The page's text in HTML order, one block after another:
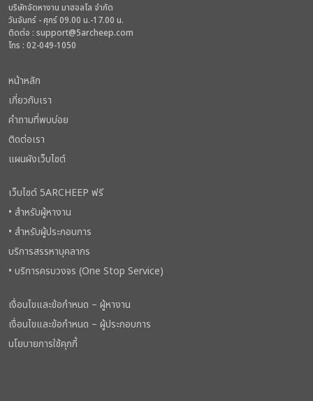
บริษัทจัดหางาน มาฮอลโล จำกัด
วันจันทร์ - ศุกร์ 09.00 น.-17.00 น.
ติดต่อ : support@5archeep.com
โทร : 02-049-1050
หน้าหลัก
เกี่ยวกับเรา
คำถามที่พบบ่อย
ติดต่อเรา
แผนผังเว็บไซต์
เว็บไซต์ 5ARCHEEP ฟรี
• สำหรับผู้หางาน
• สำหรับผู้ประกอบการ
บริการสรรหาบุคลากร
• บริการครบวงจร (One Stop Service)
เงื่อนไขและข้อกำหนด – ผู้หางาน
เงื่อนไขและข้อกำหนด – ผู้ประกอบการ
นโยบายการใช้คุกกี้